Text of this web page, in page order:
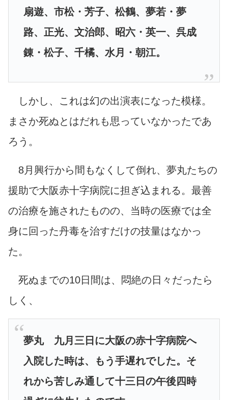
扇遊、市松・芳子、松鶴、夢若・夢
路、正光、文治郎、昭六・英一、呉成
錬・松子、千橘、水月・朝江。
しかし、これは幻の出演表になった模様。
まさか死ぬとはだれも思っていなかったであ
ろう。
8月興行から間もなくして倒れ、夢丸たちの
援助で大阪赤十字病院に担ぎ込まれる。最善
の治療を施されたものの、当時の医療では全
身に回った丹毒を治すだけの技量はなかっ
た。
死ぬまでの10日間は、悶絶の日々だったら
しく、
夢丸 九月三日に大阪の赤十字病院へ
入院した時は、もう手遅れでした。そ
れから苦しみ通して十三日の午後四時